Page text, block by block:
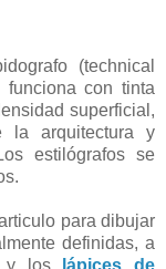
(technical
con tinta
superficial,
la arquitectura y
estilógrafos se
para dibujar
definidas, a
y los
lápices de